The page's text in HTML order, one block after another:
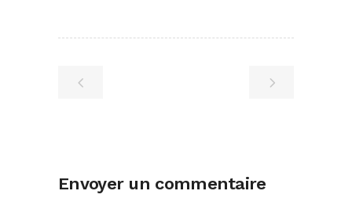
Envoyer un commentaire